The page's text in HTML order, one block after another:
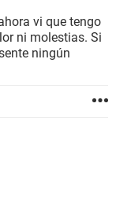
vi que tengo
ni molestias. Si
ningún